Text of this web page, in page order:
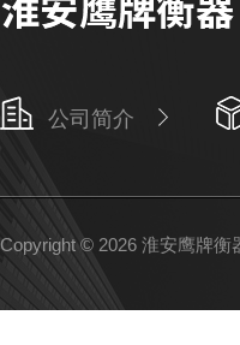
公司简介
Copyright © 2026 淮安鹰牌